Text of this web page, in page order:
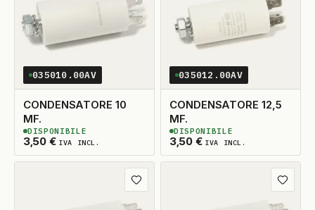
035010.00AV
CONDENSATORE 10
MF.
3,50 € IVA INCL.
2DISPONIBILI
DISPONIBILE
035012.00AV
CONDENSATORE 12,5
MF.
3,50 € IVA INCL.
2DISPONIBILI
DISPONIBILE
Aggiungi ai preferiti